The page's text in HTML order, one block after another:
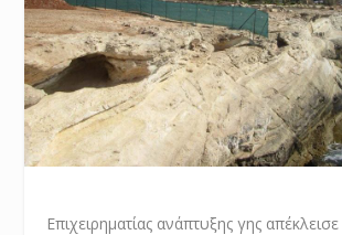
Επιχειρηματίας ανάπτυξης γης